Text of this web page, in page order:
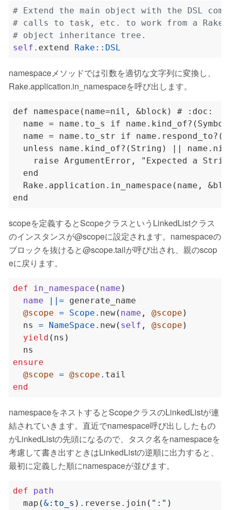
# Extend the main object with the DSL
# calls to task, etc. to work from a
# object inheritance tree.
self . extend Rake :: DSL
namespaceメソッドでは引数を適切な文字列に変換し、
Rake.application.in_namespaceを呼び出します。
def namespace(name=nil, &block) # :doc:
name = name.to_s if
name = name.to_str if
unless name.kind_of?(String) ||
raise ArgumentError, "Expected a
  end
Rake.application.in_namespace(name,
scopeを定義するとScopeクラスというLinkedListクラス
のインスタンスが@scopeに設定されます。namespaceの
ブロックを抜けると@scope.tailが呼び出され、親のscop
eに戻ります。
def in_namespace ( name )
name
||=
@scope = Scope . new( name , @scope )
  ns
= NameSpace . new( self , @scope )
yield ( ns )
ensure
@scope = @scope .
end
namespaceをネストするとScopeクラスのLinkedListが連
結されていきます。直近でnamespace呼び出ししたもの
がLinkedListの先頭になるので、タスク名をnamespaceを
考慮して書き出すときはLinkedListの逆順に出力すると、
最初に定義した順にnamespaceが並びます。
def
path
  map
(&:to_s ) . reverse . join ( ":" )